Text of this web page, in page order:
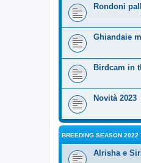
Rondoni
Ghiandaie
Birdcam in
Novità 2023
BREEDING SEASON 2022
Alrisha e